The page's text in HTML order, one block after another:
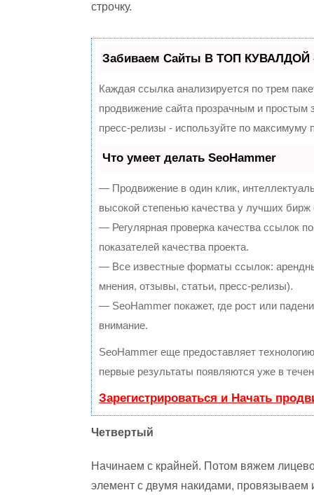
строчку.
Забиваем Сайты В ТОП КУВАЛДОЙ -
Каждая ссылка анализируется по трем
продвижение сайта прозрачным и
пресс-релизы - используйте по
Что умеет делать SeoHammer
— Продвижение в один клик,
высокой степенью качества у лучших бирж
— Регулярная проверка качества ссылок
показателей качества проекта.
— Все известные форматы ссылок:
мнения, отзывы, статьи, пресс-релизы).
— SeoHammer покажет, где рост или
внимание.
SeoHammer еще предоставляет
первые результаты появляются уже в
Зарегистрироваться и Начать
Четвертый
Начинаем с крайней. Потом вяжем
элемент с двумя накидами, провязываем